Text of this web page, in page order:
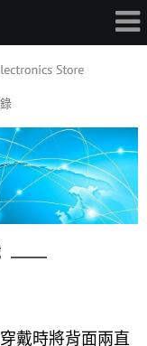
戴時將背面兩直